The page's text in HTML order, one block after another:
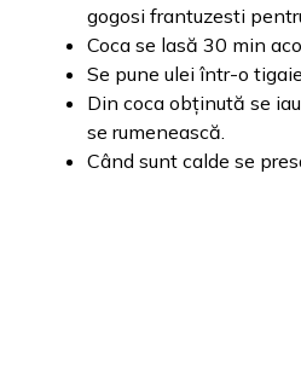
gogosi frantuzesti
Coca se lasă 30 min
Se pune ulei într-o
Din coca obținută se
se rumenească.
Când sunt calde se